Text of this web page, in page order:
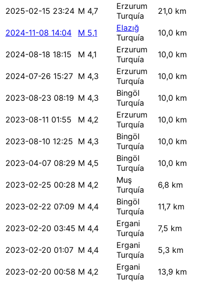
2025-02-15 23:24 M 4,7
Erzurum
Turquía
21,0 km
2024-11-08 14:04 M 5,1
Elazığ
Turquía
10,0 km
2024-08-18 18:15 M 4,1
Erzurum
Turquía
10,0 km
2024-07-26 15:27 M 4,3
Erzurum
Turquía
10,0 km
2023-08-23 08:19 M 4,3
Bingöl
Turquía
10,0 km
2023-08-11 01:55 M 4,2
Erzurum
Turquía
10,0 km
2023-08-10 12:25 M 4,3
Bingöl
Turquía
10,0 km
2023-04-07 08:29 M 4,5
Bingöl
Turquía
10,0 km
2023-02-25 00:28 M 4,2
Muş
Turquía
6,8 km
2023-02-22 07:09 M 4,4
Bingöl
Turquía
11,7 km
2023-02-20 03:45 M 4,4
Ergani
Turquía
7,5 km
2023-02-20 01:07 M 4,4
Ergani
Turquía
5,3 km
2023-02-20 00:58 M 4,2
Ergani
Turquía
13,9 km